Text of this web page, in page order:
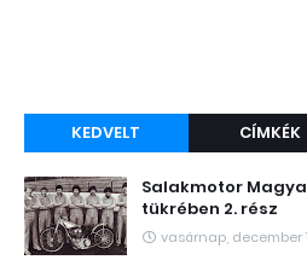
KEDVELT CÍMKÉK
Salakmotor
tükrében 2. rész
vasárnap, december